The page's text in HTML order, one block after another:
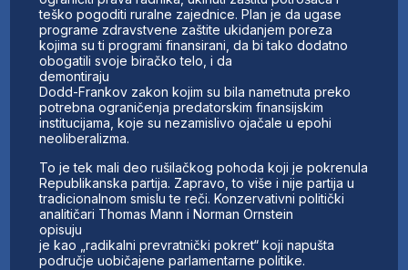
teško pogoditi ruralne zajednice. Plan je da ugase
programe zdravstvene zaštite ukidanjem poreza
kojima su ti programi finansirani, da bi tako dodatno
obogatili svoje biračko telo, i da
demontiraju
Dodd-Frankov zakon kojim su bila nametnuta preko
potrebna ograničenja predatorskim finansijskim
institucijama, koje su nezamislivo ojačale u epohi
neoliberalizma.
To je tek mali deo rušilačkog pohoda koji je pokrenula
Republikanska partija. Zapravo, to više i nije partija u
tradicionalnom smislu te reči. Konzervativni politički
analitičari Thomas Mann i Norman Ornstein
opisuju
je kao „radikalni prevratnički pokret“ koji napušta
područje uobičajene parlamentarne politike.